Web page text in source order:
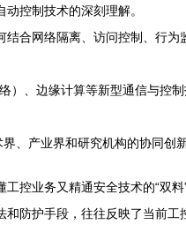
控制技术的深刻理解。
结合网络隔离、访问控制、行
）、边缘计算等新型通信与控
、产业界和研究机构的协同创
控业务又精通安全技术的“双
和防护手段，往往反映了当前